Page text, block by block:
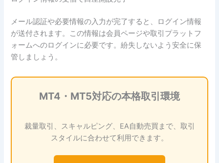
メール認証や必要情報の入力が完了すると、ログイン情報
が送付されます。この情報は会員ページや取引プラットフ
ォームへのログインに必要です。紛失しないよう安全に保
管しましょう。
MT4・MT5対応の本格取引環境
裁量取引、スキャルピング、EA自動売買まで、取引
スタイルに合わせて利用できます。